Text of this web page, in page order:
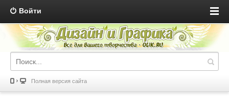
Войти
Полная версия сайта